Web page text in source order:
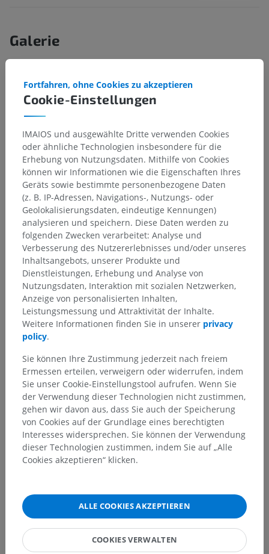
Galerie
Anatomische Hierarchie
Anatomie des Menschen 1
Systematische Anatomie> Herz-Kreislauf-System
Arterien> Hauptschlagader> Aortenbogen>
Halsschlagader> Innere Halsschlagader
Intraduraler Gefäßabschnitt> Mittlere Hirnarterie
Untere Terminaläste; Untere Kortikaläste; Segment
M2>
Schläfen-Hinterhaupt-Ast
Darunterliegende Strukturen:Für dieses anatomische
Teil gibt es keine zugehörigen Strukturen
Anatomie des Menschen
Übersetzungen
Sie haben einen Fehler gefunden?
Cookie-Einstellungen
Fortfahren, ohne Cookies zu akzeptieren
IMAIOS und ausgewählte Dritte verwenden Cookies
oder ähnliche Technologien insbesondere für die
Erhebung von Nutzungsdaten. Mithilfe von Cookies
können wir Informationen wie die Eigenschaften Ihres
Geräts sowie bestimmte personenbezogene Daten
(z. B. IP-Adressen, Navigations-, Nutzungs- oder
Geolokalisierungsdaten, eindeutige Kennungen)
analysieren und speichern. Diese Daten werden zu
folgenden Zwecken verarbeitet: Analyse und
Verbesserung des Nutzererlebnisses und/oder unseres
Inhaltsangebots, unserer Produkte und
Dienstleistungen, Erhebung und Analyse von
Nutzungsdaten, Interaktion mit sozialen Netzwerken,
Anzeige von personalisierten Inhalten,
Leistungsmessung und Attraktivität der Inhalte.
Weitere Informationen finden Sie in unserer privacy
policy.
Sie können Ihre Zustimmung jederzeit nach freiem
Ermessen erteilen, verweigern oder widerrufen, indem
Sie unser Cookie-Einstellungstool aufrufen. Wenn Sie
der Verwendung dieser Technologien nicht zustimmen,
gehen wir davon aus, dass Sie auch der Speicherung
von Cookies auf der Grundlage eines berechtigten
Interesses widersprechen. Sie können der Verwendung
dieser Technologien zustimmen, indem Sie auf „Alle
Cookies akzeptieren“ klicken.
ALLE COOKIES AKZEPTIEREN
COOKIES VERWALTEN